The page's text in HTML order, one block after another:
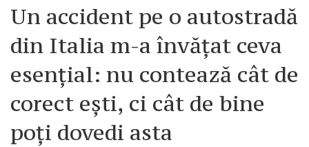
Un accident pe o autostradă
din Italia m-a învățat ceva
esențial: nu contează cât de
corect ești, ci cât de bine
poți dovedi asta